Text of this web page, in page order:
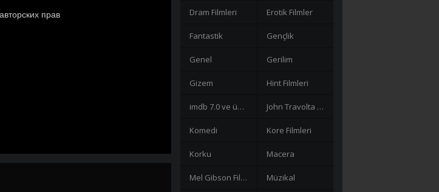
Dram Filmleri Erotik Filmler
Fantastik Gençlik
Genel Gerilim
Gizem Hint Filmleri
imdb 7.0 ve üzeri filmler John Travolta Filmleri
Komedi Kore Filmleri
Korku Macera
Mel Gibson Filmleri Müzikal